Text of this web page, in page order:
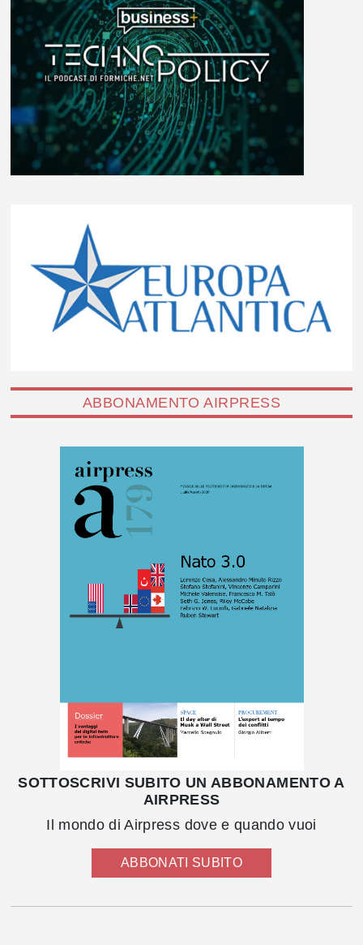
ABBONAMENTO AIRPRESS
SOTTOSCRIVI SUBITO UN ABBONAMENTO A
AIRPRESS
Il mondo di Airpress dove e quando vuoi
ABBONATI SUBITO